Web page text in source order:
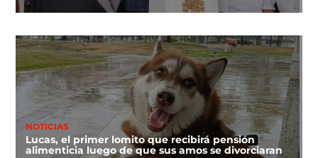
NOTICIAS
Lucas, el primer lomito que recibirá pensión
alimenticia luego de que sus amos se divorciaran